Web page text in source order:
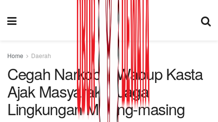
Home Daerah
Cegah Narkoba, Wabup Kasta
Ajak Masyarakat Jaga
Lingkungan Masing-masing